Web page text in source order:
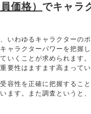
価格） でキャラ
いわゆるキャラクターの
ャラクターパワーを把握
いくことが求められます
要性はますます高まってい
容性を正確に把握するこ
ます。また調査というと